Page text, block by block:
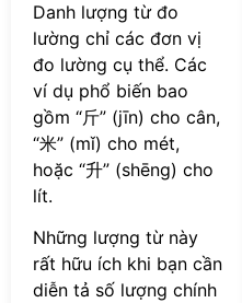
Danh lượng từ đo
lường chỉ các đơn vị
đo lường cụ thể. Các
ví dụ phổ biến bao
gồm “斤” (jīn) cho cân,
“米” (mǐ) cho mét,
hoặc “升” (shēng) cho
lít.
Những lượng từ này
rất hữu ích khi bạn cần
diễn tả số lượng chính